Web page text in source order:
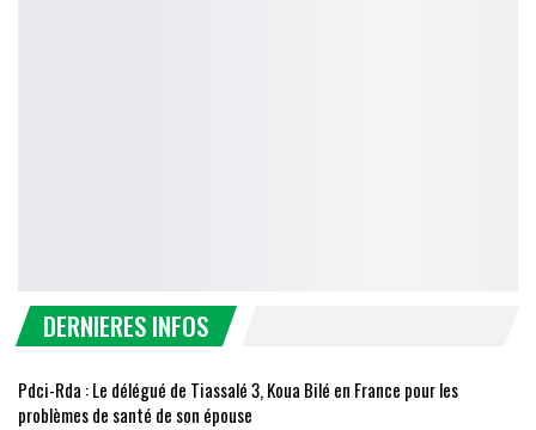
DERNIERES INFOS
Pdci-Rda : Le délégué de Tiassalé 3, Koua Bilé en France pour les
problèmes de santé de son épouse